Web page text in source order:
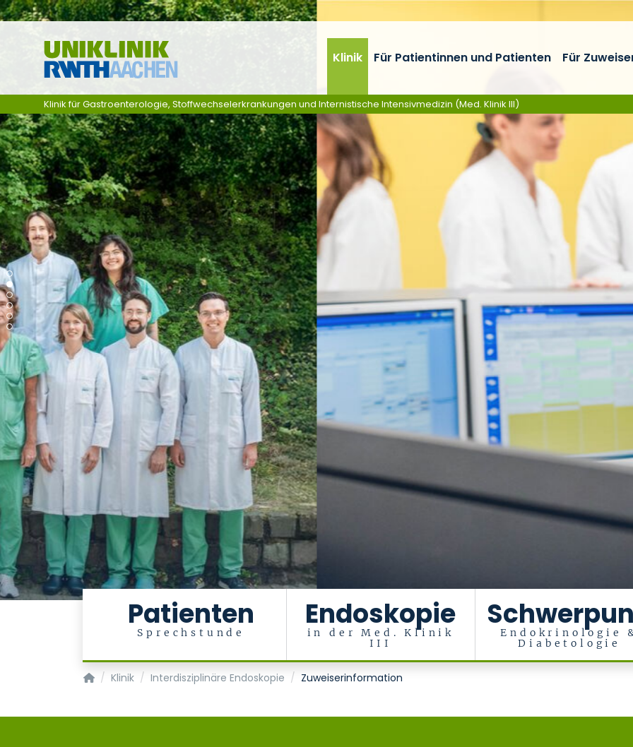
Zum Inhalt springen
Patienten
Sprechstunde
Endoskopie
in der Med. Klinik
III
Endokrinologie
Diabetologie
Klinik Für Patientinnen und Patienten Für
Klinik für Gastroenterologie, Stoffwechselerkrankungen und Internistische Intensivmedizin (Med. Klinik III)
Klinik für Gastroenterologie, Stoffwechselerkrankungen und Internistische Intensivmedizin (Med. Klinik III)
Klinik Interdisziplinäre Endoskopie Zuweiserinformation